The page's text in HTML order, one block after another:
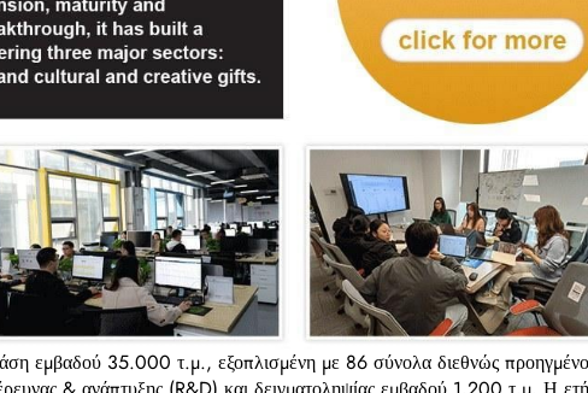
εμβαδού 35.000 τ.μ., εξοπλισμένη με 86 σύνολα διεθνώς